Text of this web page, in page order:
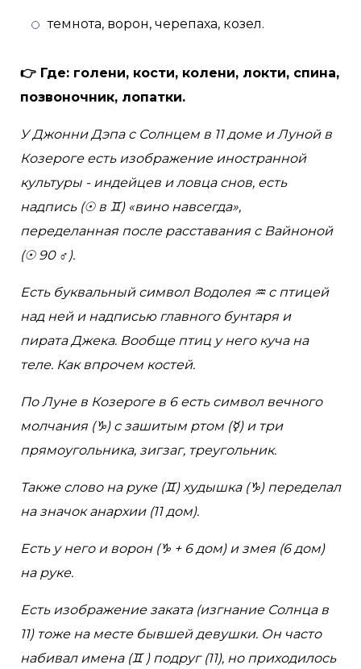
темнота, ворон, черепаха, козел.
👉 Где: голени, кости, колени, локти, спина,
позвоночник, лопатки.
У Джонни Дэпа с Солнцем в 11 доме и Луной в
Козероге есть изображение иностранной
культуры - индейцев и ловца снов, есть
надпись (☉ в ♊︎) «вино навсегда»,
переделанная после расставания с Вайноной
(☉ 90 ♂).
Есть буквальный символ Водолея ♒︎ с птицей
над ней и надписью главного бунтаря и
пирата Джека. Вообще птиц у него куча на
теле. Как впрочем костей.
По Луне в Козероге в 6 есть символ вечного
молчания (♑︎) с зашитым ртом (☿) и три
прямоугольника, зигзаг, треугольник.
Также слово на руке (♊︎) худышка (♑︎) переделал
на значок анархии (11 дом).
Есть у него и ворон (♑︎ + 6 дом) и змея (6 дом)
на руке.
Есть изображение заката (изгнание Солнца в
11) тоже на месте бывшей девушки. Он часто
набивал имена (♊︎ ) подруг (11), но приходилось